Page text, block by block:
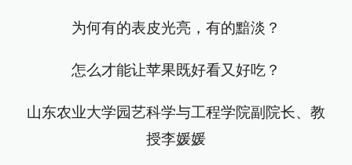
为何有的表皮光亮，有的黯淡？
怎么才能让苹果既好看又好吃？
山东农业大学园艺科学与工程学院副院长、教
授李媛媛